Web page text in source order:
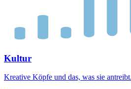
Kultur
Kreative Köpfe und das, was sie antreibt.